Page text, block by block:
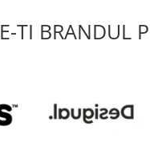
TI BRANDUL